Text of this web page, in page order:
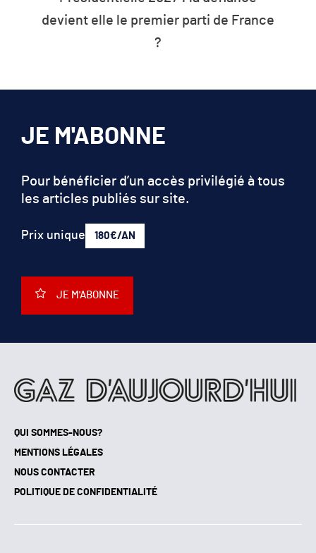
L’humanité vit désormais à crédit sur
les ressources de la planète
QUI SOMMES-NOUS?
MENTIONS LÉGALES
NOUS CONTACTER
POLITIQUE DE CONFIDENTIALITÉ
JE M'ABONNE
Pour bénéficier d’un accès privilégié à tous
les articles publiés sur site.
Prix unique 180€/AN
JE M'ABONNE